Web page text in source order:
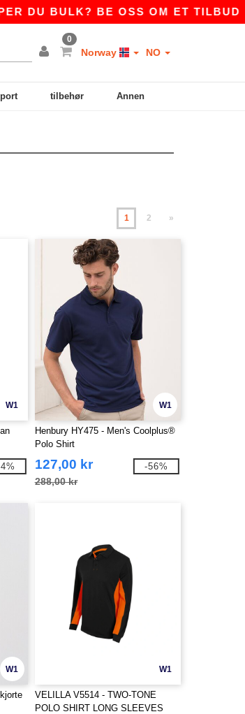
BE OSS OM ET TILBUD PÅ
0
Norway NO
tilbehør Annen
1 2 »
W1 W1
Henbury HY475 - Men's Coolplus®
Polo Shirt
127,00 kr
288,00 kr
-56%
W1 W1
VELILLA V5514 - TWO-TONE
POLO SHIRT LONG SLEEVES